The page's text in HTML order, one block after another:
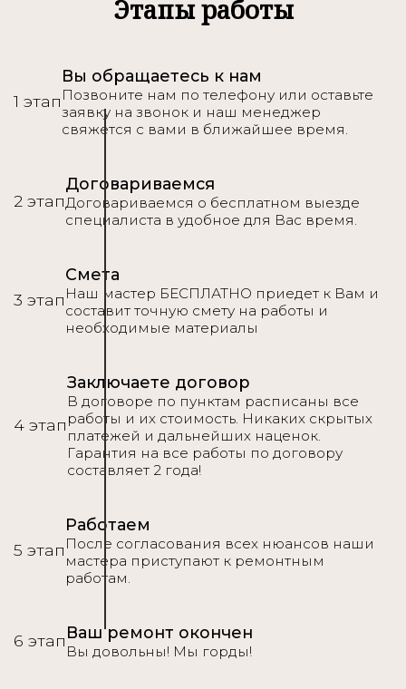
Этапы работы
1 этап
Вы обращаетесь к нам
Позвоните нам по телефону или оставьте
заявку на звонок и наш менеджер
свяжется с вами в ближайшее время.
2 этап
Договариваемся
Договариваемся о бесплатном выезде
специалиста в удобное для Вас время.
3 этап
Смета
Наш мастер БЕСПЛАТНО приедет к Вам и
составит точную смету на работы и
необходимые материалы
4 этап
Заключаете договор
В договоре по пунктам расписаны все
работы и их стоимость. Никаких скрытых
платежей и дальнейших наценок.
Гарантия на все работы по договору
составляет 2 года!
5 этап
Работаем
После согласования всех нюансов наши
мастера приступают к ремонтным
работам.
6 этапВаш ремонт окончен
Вы довольны! Мы горды!